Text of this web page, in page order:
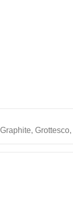
Graphite, Grottesco,